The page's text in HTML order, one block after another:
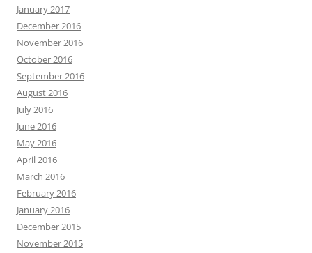
January 2017
December 2016
November 2016
October 2016
September 2016
August 2016
July 2016
June 2016
May 2016
April 2016
March 2016
February 2016
January 2016
December 2015
November 2015